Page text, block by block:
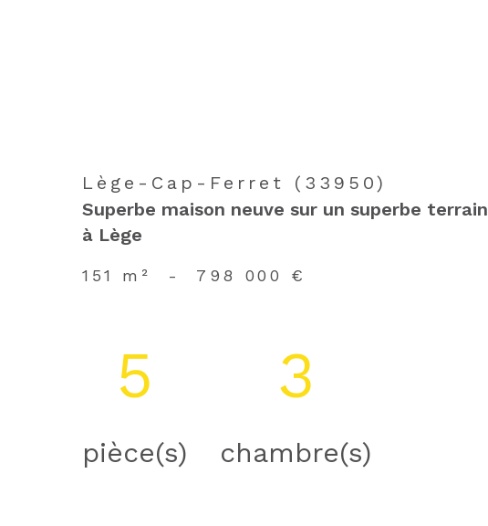
Lège-Cap-Ferret (33950)
Superbe maison neuve sur un superbe terrain
à Lège
151 m² - 798 000 €
5
pièce(s)
3
chambre(s)